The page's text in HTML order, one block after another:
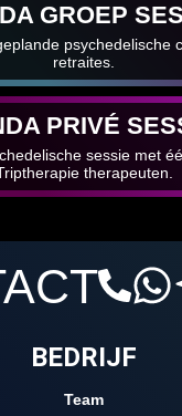
GROEP
psychedelische
retraites.
PRIVÉ
sessie met
therapeuten.
BEDRIJF
Team